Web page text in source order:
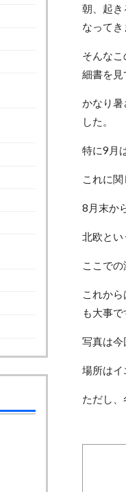
朝、起き
なってき
そんな
細書を見
かなり暑
した。
特に9月
これに関
8月末か
北欧とい
ここで
これか
も大事で
写真は今
場所はイ
ただし、